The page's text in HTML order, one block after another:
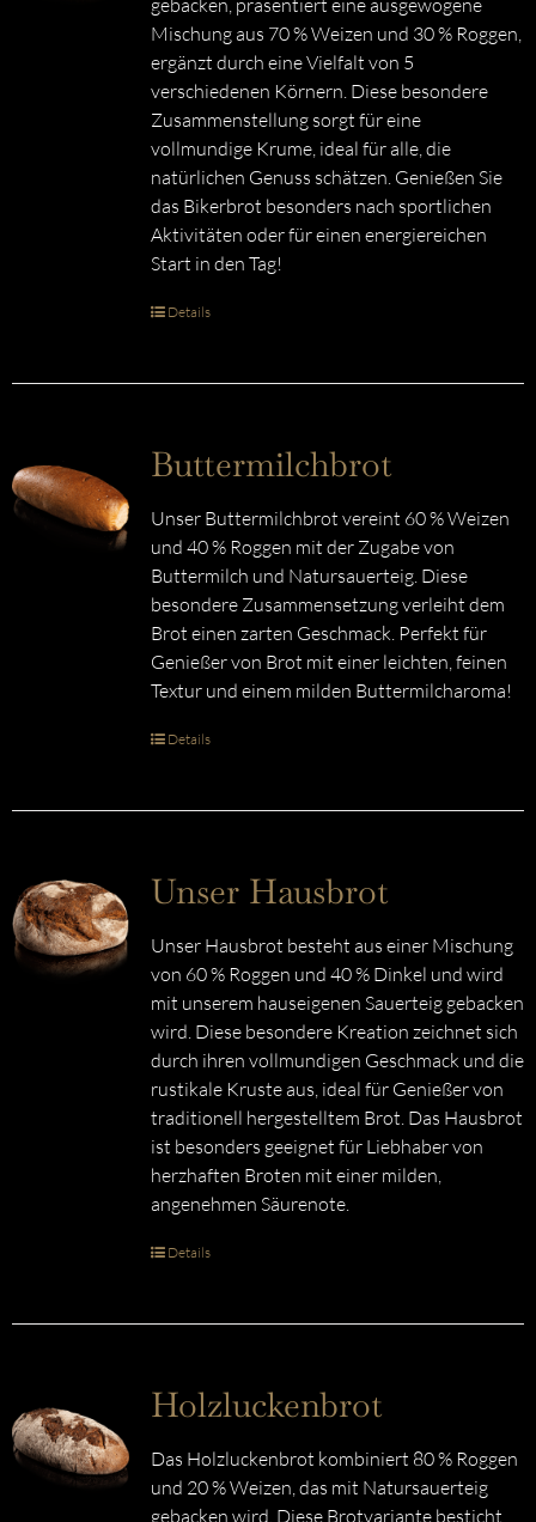
gebacken, präsentiert eine ausgewogene
Mischung aus 70 % Weizen und 30 % Roggen,
ergänzt durch eine Vielfalt von 5
verschiedenen Körnern. Diese besondere
Zusammenstellung sorgt für eine
vollmundige Krume, ideal für alle, die
natürlichen Genuss schätzen. Genießen Sie
das Bikerbrot besonders nach sportlichen
Aktivitäten oder für einen energiereichen
Start in den Tag!
Details
Buttermilchbrot
Unser Buttermilchbrot vereint 60 % Weizen
und 40 % Roggen mit der Zugabe von
Buttermilch und Natursauerteig. Diese
besondere Zusammensetzung verleiht dem
Brot einen zarten Geschmack. Perfekt für
Genießer von Brot mit einer leichten, feinen
Textur und einem milden Buttermilcharoma!
Details
Unser Hausbrot
Unser Hausbrot besteht aus einer Mischung
von 60 % Roggen und 40 % Dinkel und wird
mit unserem hauseigenen Sauerteig gebacken
wird. Diese besondere Kreation zeichnet sich
durch ihren vollmundigen Geschmack und die
rustikale Kruste aus, ideal für Genießer von
traditionell hergestelltem Brot. Das Hausbrot
ist besonders geeignet für Liebhaber von
herzhaften Broten mit einer milden,
angenehmen Säurenote.
Details
Holzluckenbrot
Das Holzluckenbrot kombiniert 80 % Roggen
und 20 % Weizen, das mit Natursauerteig
gebacken wird. Diese Brotvariante besticht